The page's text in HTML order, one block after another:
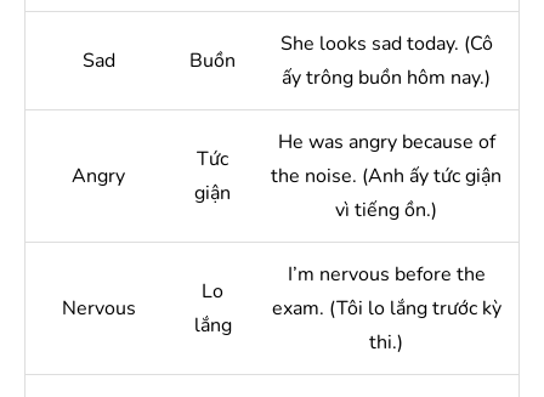
Sad Buồn
She looks sad today. (Cô
ấy trông buồn hôm nay.)
Angry
Tức
giận
He was angry because of
the noise. (Anh ấy tức giận
vì tiếng ồn.)
Nervous
Lo
lắng
I’m nervous before the
exam. (Tôi lo lắng trước kỳ
thi.)